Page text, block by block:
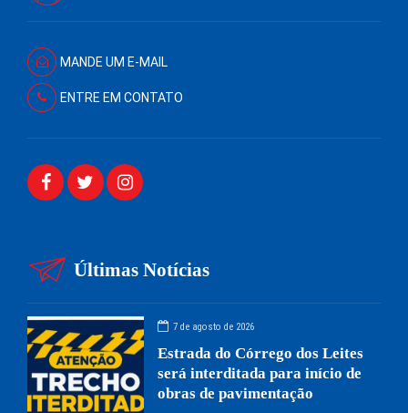
MANDE UM E-MAIL
ENTRE EM CONTATO
Últimas Notícias
7 de agosto de 2026
Estrada do Córrego dos Leites
será interditada para início de
obras de pavimentação